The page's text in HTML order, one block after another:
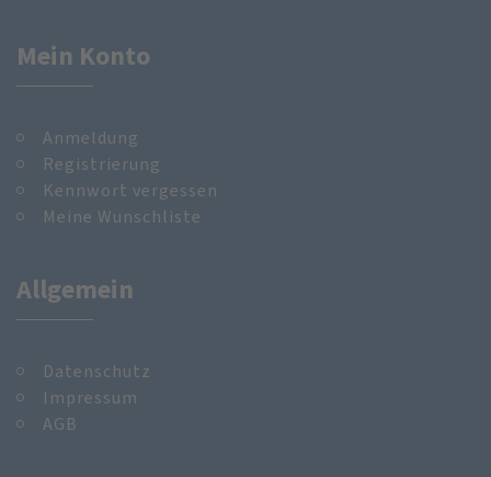
Mein Konto
Anmeldung
Registrierung
Kennwort vergessen
Meine Wunschliste
Allgemein
Datenschutz
Impressum
AGB